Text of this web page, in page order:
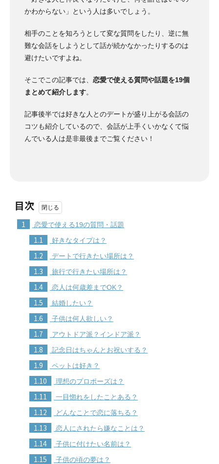
かわからない」という人は多いでしょう。
相手のことを知ろうとして変な質問をしたり、逆に無
難な会話をしようとして話が続かなかったりするのは
避けたいですよね。
そこでこの記事では、 恋愛で使える質問や話題を19個
まとめて紹介します。
記事後半では好きな人とのデートが盛り上がる会話の
コツも紹介しているので、会話が上手くいかなくて悩
んでいる人は是非最後までご覧ください！
目次
1 恋愛で使える19の質問・話題
1.1 好きなタイプは？
1.2 デートで行きたい場所は？
1.3 旅行で行きたい場所は？
1.4 恋人は何歳差までOK？
1.5 結婚したい？
1.6 子供は何人欲しい？
1.7 アウトドア派？インドア派？
1.8 記念日はちゃんとお祝いする？
1.9 ペットは好き？
1.10 理想のプロポーズは？
1.11 一目惚れをしたことある？
1.12 どんなことで恋に落ちる？
1.13 恋人にされたら嫌なことは？
1.14 子供に付けたい名前は？
1.15 子供の頃の夢は？